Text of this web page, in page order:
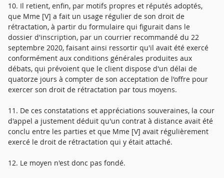
10. Il retient, enfin, par motifs propres et réputés adoptés,
que Mme [V] a fait un usage régulier de son droit de
rétractation, à partir du formulaire qui figurait dans le
dossier d'inscription, par un courrier recommandé du 22
septembre 2020, faisant ainsi ressortir qu'il avait été exercé
conformément aux conditions générales produites aux
débats, qui prévoient que le client dispose d'un délai de
quatorze jours à compter de son acceptation de l'offre pour
exercer son droit de rétractation par tous moyens.
11. De ces constatations et appréciations souveraines, la cour
d'appel a justement déduit qu'un contrat à distance avait été
conclu entre les parties et que Mme [V] avait régulièrement
exercé le droit de rétractation qui y était attaché.
12. Le moyen n'est donc pas fondé.